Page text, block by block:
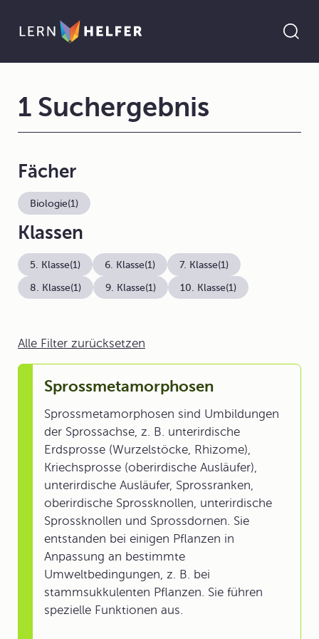
Alle Filter zurücksetzen
Sprossmetamorphosen
Sprossmetamorphosen sind Umbildungen
der Sprossachse, z. B. unterirdische
Erdsprosse (Wurzelstöcke, Rhizome),
Kriechsprosse (oberirdische Ausläufer),
unterirdische Ausläufer, Sprossranken,
oberirdische Sprossknollen, unterirdische
Sprossknollen und Sprossdornen. Sie
entstanden bei einigen Pflanzen in
Anpassung an bestimmte
Umweltbedingungen, z. B. bei
stammsukkulenten Pflanzen. Sie führen
spezielle Funktionen aus.
1 Suchergebnis
Fächer
Biologie(1)
Klassen
5. Klasse(1) 6. Klasse(1) 7. Klasse(1)
8. Klasse(1) 9. Klasse(1) 10. Klasse(1)